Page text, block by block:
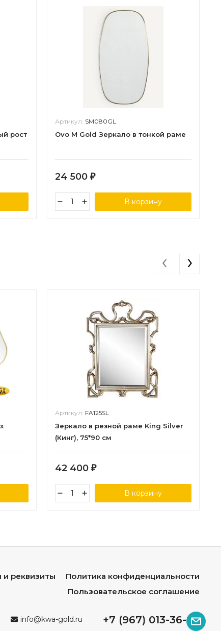
рост
Артикул: SM080GL
Ovo M Gold Зеркало в тонкой раме
24 500 ₽
В корзину
Артикул: FA125SL
Зеркало в резной раме King Silver
(Кинг), 75*90 см
42 400 ₽
В корзину
‹ ›
и реквизиты
Политика конфиденциальности
Пользовательское соглашение
info@kwa-gold.ru +7 (967) 013-36-96